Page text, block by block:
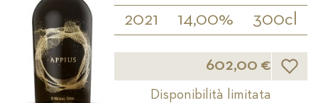
2021 14,00% 300cl
602,00 € Lista
Disponibilità limitata